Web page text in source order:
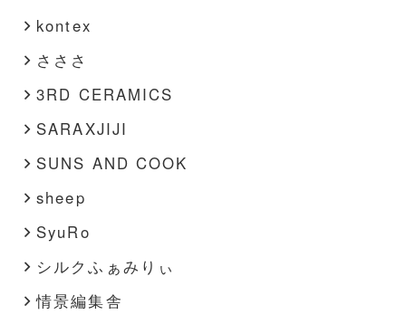
kontex
さささ
3RD CERAMICS
SARAXJIJI
SUNS AND COOK
sheep
SyuRo
シルクふぁみりぃ
情景編集舎